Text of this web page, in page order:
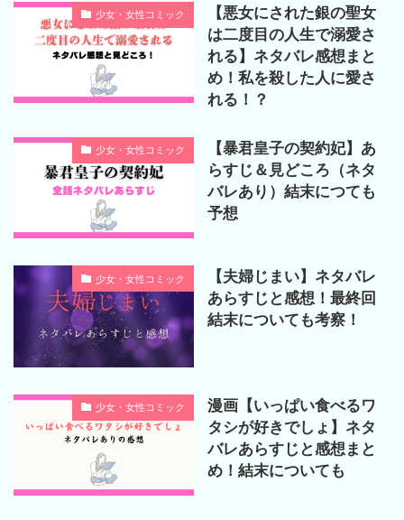
少女・女性コミック
【悪女にされた銀の聖女
は二度目の人生で溺愛さ
れる】ネタバレ感想まと
め！私を殺した人に愛さ
れる！？
少女・女性コミック
【暴君皇子の契約妃】あ
らすじ＆見どころ（ネタ
バレあり）結末につても
予想
少女・女性コミック
【夫婦じまい】ネタバレ
あらすじと感想！最終回
結末についても考察！
少女・女性コミック
漫画【いっぱい食べるワ
タシが好きでしょ】ネタ
バレあらすじと感想まと
め！結末についても